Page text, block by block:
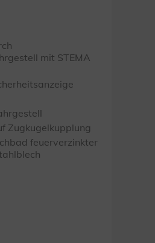
mit STEMA
Zugkugelkupplung
feuerverzinkter